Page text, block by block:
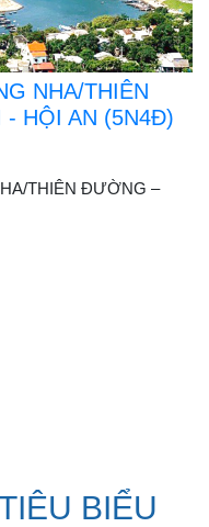
NHA/THIÊN
HỘI AN (5N4Đ)
THIÊN ĐƯỜNG –
BIỂU